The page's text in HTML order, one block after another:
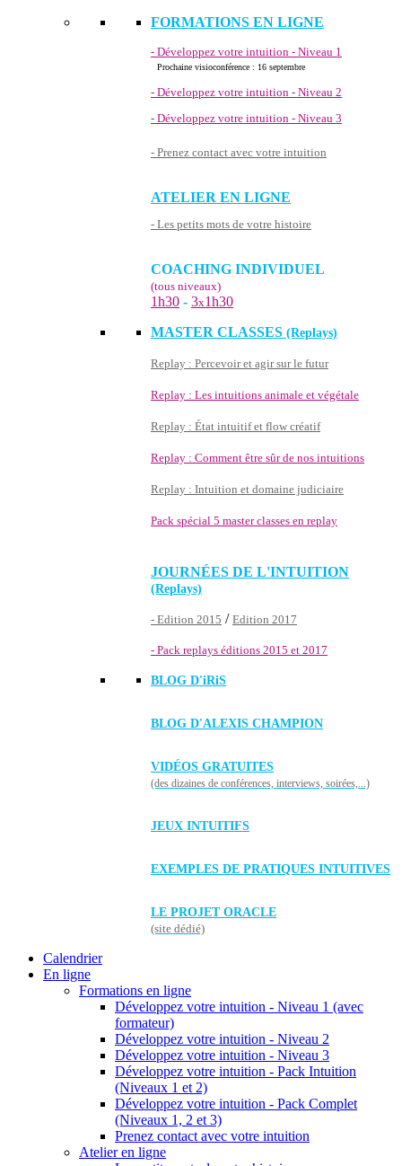
FORMATIONS EN LIGNE
- Développez votre intuition - Niveau 1
Prochaine visioconférence : 16 septembre
- Développez votre intuition - Niveau 2
- Développez votre intuition - Niveau 3
- Prenez contact avec votre intuition
ATELIER EN LIGNE
- Les petits mots de votre histoire
COACHING INDIVIDUEL
(tous niveaux)
1h30 - 3x1h30
MASTER CLASSES (Replays)
Replay : Percevoir et agir sur le futur
Replay : Les intuitions animale et végétale
Replay : État intuitif et flow créatif
Replay : Comment être sûr de nos intuitions
Replay : Intuition et domaine judiciaire
Pack spécial 5 master classes en replay
JOURNÉES DE L'INTUITION
(Replays)
- Edition 2015 / Edition 2017
- Pack replays éditions 2015 et 2017
BLOG D'iRiS
BLOG D'ALEXIS CHAMPION
VIDÉOS GRATUITES
(des dizaines de conférences, interviews, soirées,...)
JEUX INTUITIFS
EXEMPLES DE PRATIQUES INTUITIVES
LE PROJET ORACLE
(site dédié)
Calendrier
En ligne
Formations en ligne
Développez votre intuition - Niveau 1 (avec
formateur)
Développez votre intuition - Niveau 2
Développez votre intuition - Niveau 3
Développez votre intuition - Pack Intuition
(Niveaux 1 et 2)
Développez votre intuition - Pack Complet
(Niveaux 1, 2 et 3)
Prenez contact avec votre intuition
Atelier en ligne